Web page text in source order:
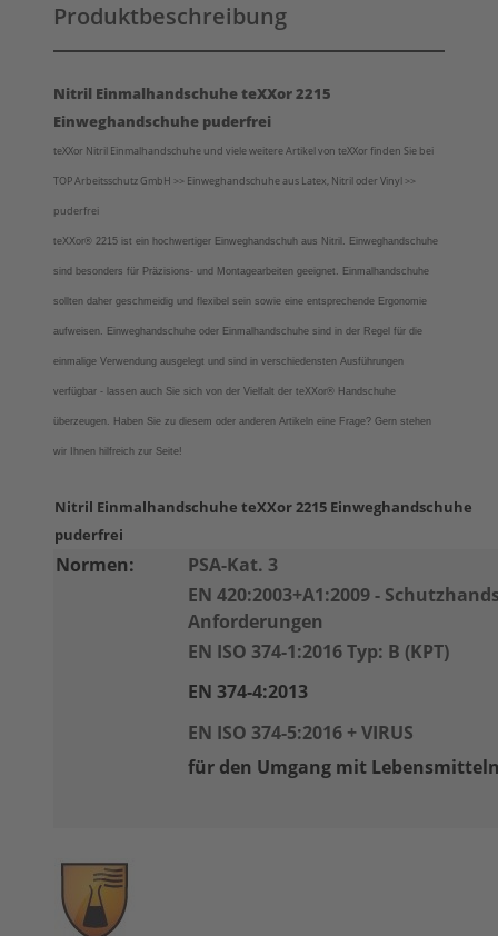
Produktbeschreibung
Nitril Einmalhandschuhe teXXor 2215
Einweghandschuhe puderfrei
teXXor Nitril Einmalhandschuhe und viele weitere Artikel von teXXor finden Sie bei
TOP Arbeitsschutz GmbH >> Einweghandschuhe aus Latex, Nitril oder Vinyl >>
puderfrei
teXXor® 2215 ist ein hochwertiger Einweghandschuh aus Nitril. Einweghandschuhe
sind besonders für Präzisions- und Montagearbeiten geeignet. Einmalhandschuhe
sollten daher geschmeidig und flexibel sein sowie eine entsprechende Ergonomie
aufweisen. Einweghandschuhe oder Einmalhandschuhe sind in der Regel für die
einmalige Verwendung ausgelegt und sind in verschiedensten Ausführungen
verfügbar - lassen auch Sie sich von der Vielfalt der teXXor® Handschuhe
überzeugen. Haben Sie zu diesem oder anderen Artikeln eine Frage? Gern stehen
wir Ihnen hilfreich zur Seite!
Nitril Einmalhandschuhe teXXor 2215 Einweghandschuhe
puderfrei
Normen:
PSA-Kat. 3
EN 420:2003+A1:2009 -
Anforderungen
EN ISO 374-1:2016 Typ: B (KPT)
EN 374-4:2013
EN ISO 374-5:2016 + VIRUS
für den Umgang mit